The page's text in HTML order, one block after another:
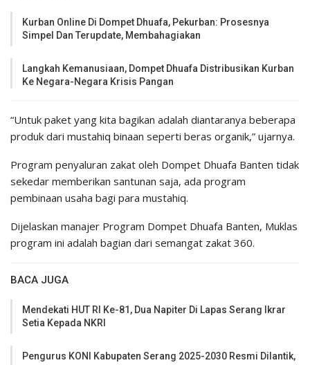
Kurban Online Di Dompet Dhuafa, Pekurban: Prosesnya
Simpel Dan Terupdate, Membahagiakan
Langkah Kemanusiaan, Dompet Dhuafa Distribusikan Kurban
Ke Negara-Negara Krisis Pangan
“Untuk paket yang kita bagikan adalah diantaranya beberapa
produk dari mustahiq binaan seperti beras organik,” ujarnya.
Program penyaluran zakat oleh Dompet Dhuafa Banten tidak
sekedar memberikan santunan saja, ada program
pembinaan usaha bagi para mustahiq.
Dijelaskan manajer Program Dompet Dhuafa Banten, Muklas
program ini adalah bagian dari semangat zakat 360.
BACA JUGA
Mendekati HUT RI Ke-81, Dua Napiter Di Lapas Serang Ikrar
Setia Kepada NKRI
Pengurus KONI Kabupaten Serang 2025-2030 Resmi Dilantik,